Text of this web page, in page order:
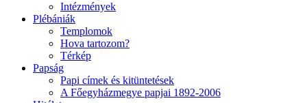
Intézmények
Plébániák
Templomok
Hova tartozom?
Térkép
Papság
Papi címek és kitüntetések
A Főegyházmegye papjai 1892-2006